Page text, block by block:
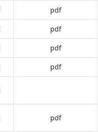
pdf
pdf
pdf
pdf
pdf